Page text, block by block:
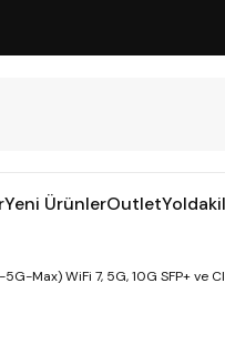
Yeni ÜrünlerOutlet
Max) WiFi 7, 5G, 10G SFP+ ve